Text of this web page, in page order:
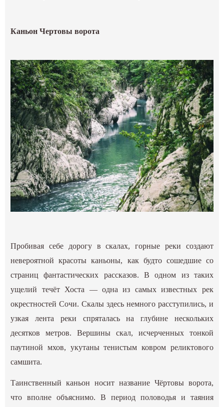
Каньон Чертовы ворота
Пробивая себе дорогу в скалах, горные реки создают
невероятной красоты каньоны, как будто сошедшие со
страниц фантастических рассказов. В одном из таких
ущелий течёт Хоста — одна из самых известных рек
окрестностей Сочи. Скалы здесь немного расступились, и
узкая лента реки спряталась на глубине нескольких
десятков метров. Вершины скал, исчерченных тонкой
паутиной мхов, укутаны тенистым ковром реликтового
самшита.
Таинственный каньон носит название Чёртовы ворота,
что вполне объяснимо. В период половодья и таяния